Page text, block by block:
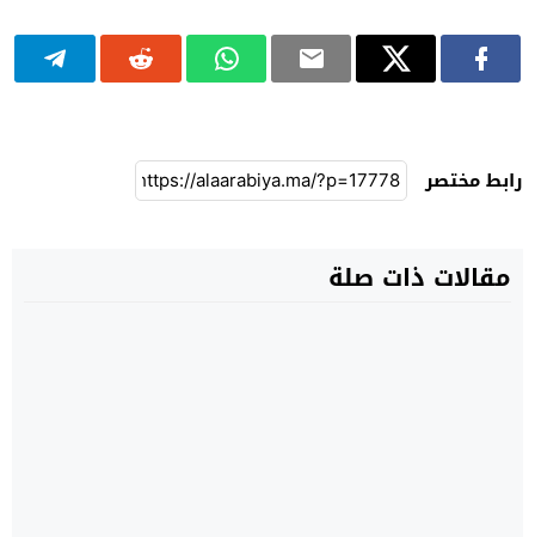
رابط مختصر
مقالات ذات صلة